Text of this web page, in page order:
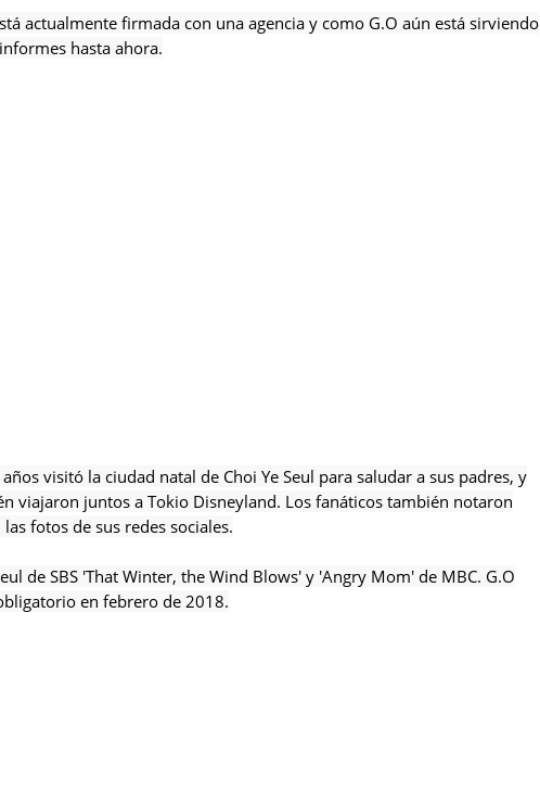
actualmente firmada con una agencia y como G.O aún está sirviendo
hasta ahora.
visitó la ciudad natal de Choi Ye Seul para saludar a sus padres, y
viajaron juntos a Tokio Disneyland. Los fanáticos también notaron
fotos de sus redes sociales.
de SBS 'That Winter, the Wind Blows' y 'Angry Mom' de MBC. G.O
en febrero de 2018.